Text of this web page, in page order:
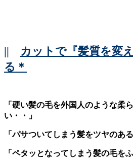
|| カットで『髪質を変
る＊
「硬い髪の毛を外国人のような柔
い・・」
「パサついてしまう髪をツヤのあ
「ペタッとなってしまう髪の毛を